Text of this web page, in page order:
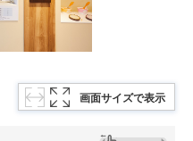
画面サイズで表示